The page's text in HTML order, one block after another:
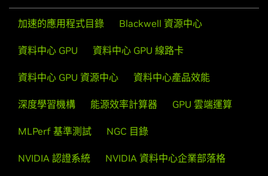
加速的應用程式目錄 Blackwell 資源中心
資料中心 GPU 資料中心 GPU 線路卡
資料中心 GPU 資源中心 資料中心產品效能
深度學習機構 能源效率計算器 GPU 雲端運算
MLPerf 基準測試 NGC 目錄
NVIDIA 認證系統 NVIDIA 資料中心企業部落格